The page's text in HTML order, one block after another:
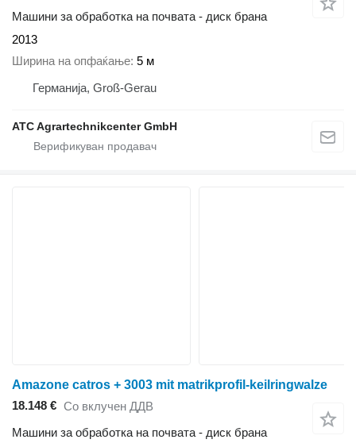
Машини за обработка на почвата - диск брана
2013
Ширина на опфаќање 5 м
Германија, Groß-Gerau
ATC Agrartechnikcenter GmbH
Amazone catros + 3003 mit matrikprofil-keilringwalze
18.148 € Со вклучен ДДВ
Машини за обработка на почвата - диск брана